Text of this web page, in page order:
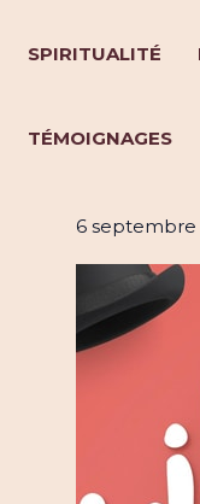
SPIRITUALITÉ
TÉMOIGNAGES
5
6 septembre